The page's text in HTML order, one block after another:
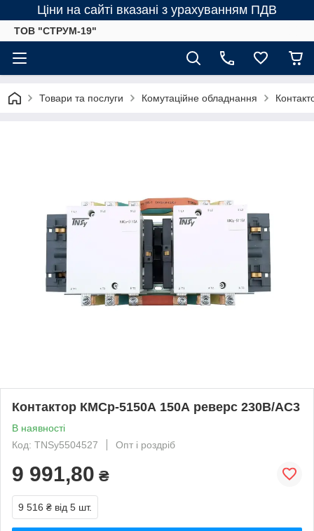
Ціни на сайті вказані з урахуванням ПДВ
ТОВ "СТРУМ-19"
Товари та послуги Комутаційне обладнання
Контактор КМСр-5150А 150А реверс 230В/АС3
В наявності
Код: TNSy5504527
Опт і роздріб
9 991,80 ₴
9 516 ₴ від 5 шт.